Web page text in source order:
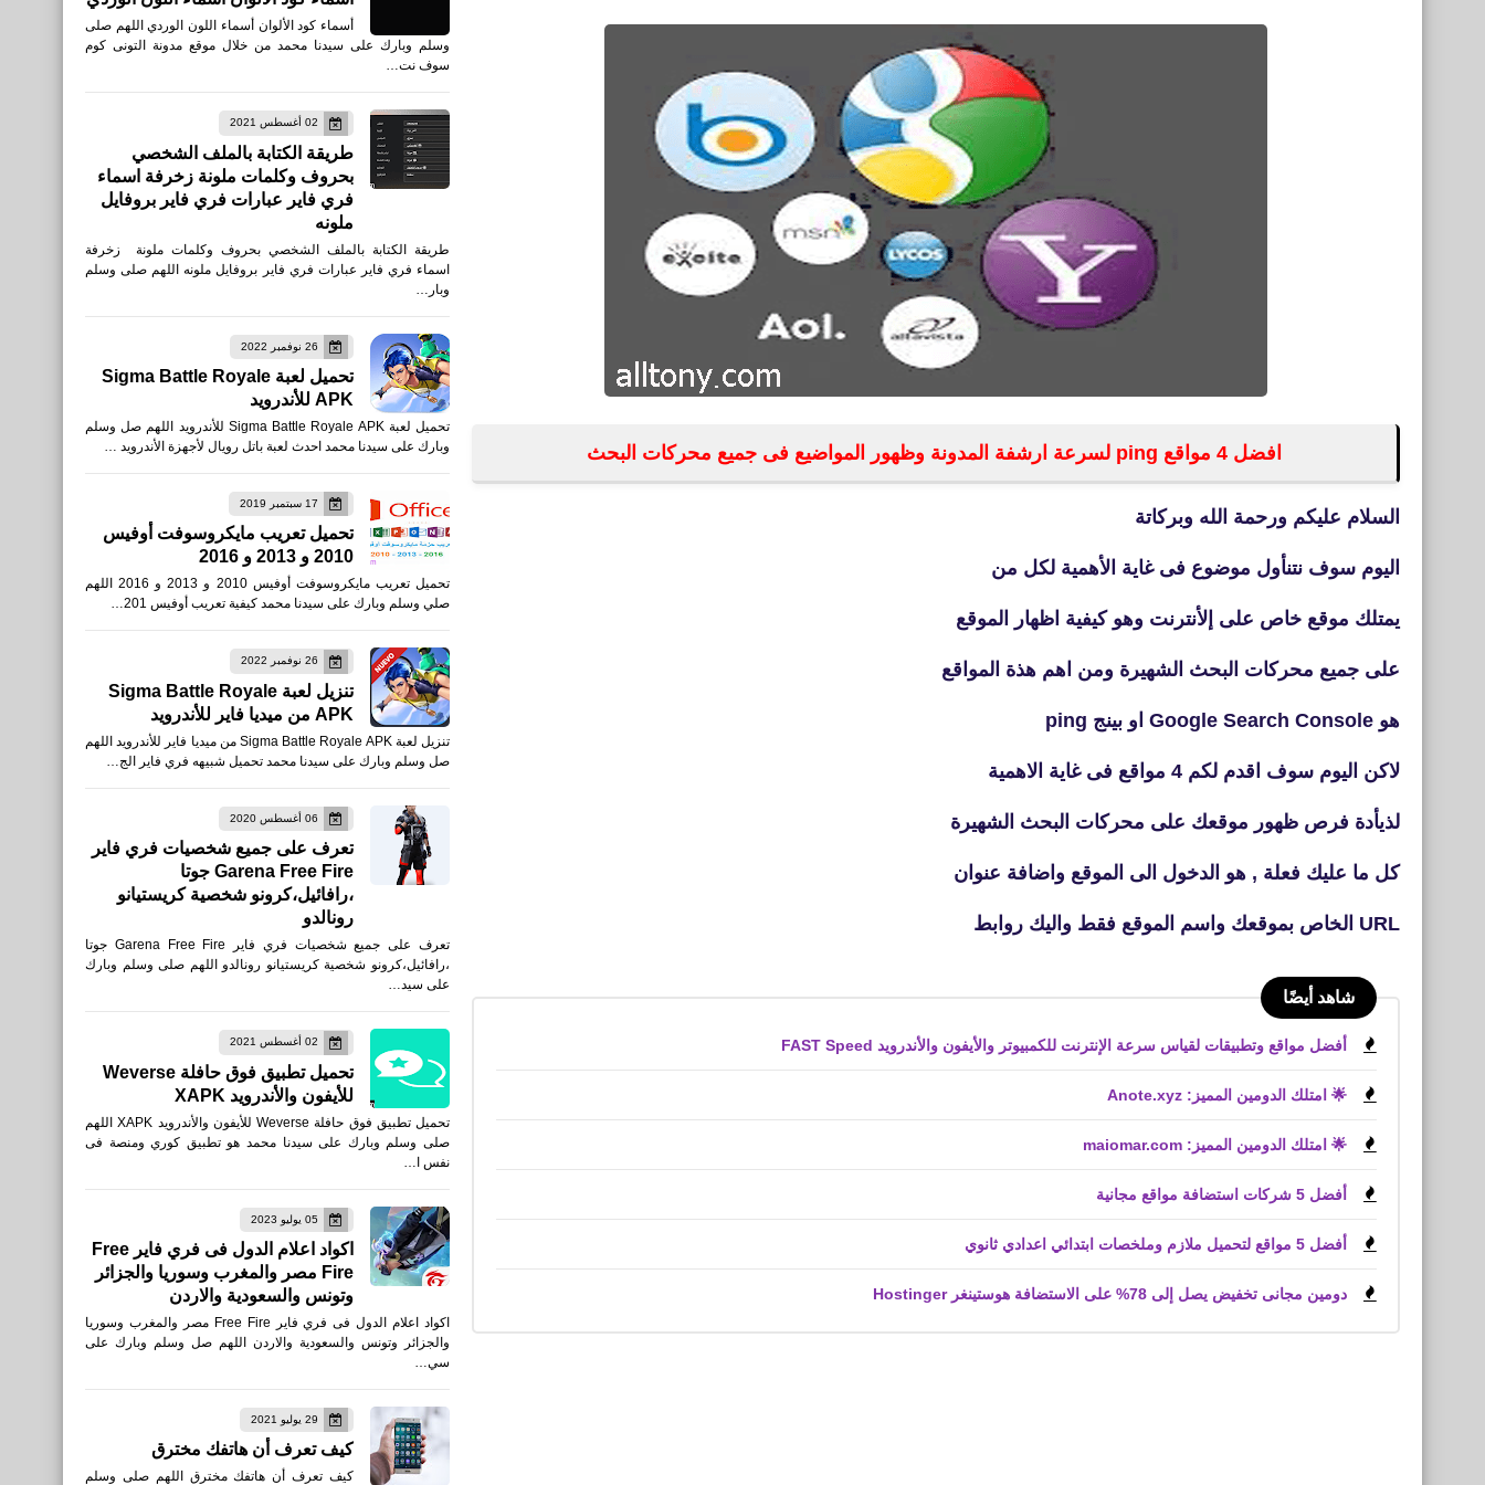
افضل 4 مواقع ping لسرعة ارشفة المدونة وظهور المواضيع فى جميع محركات البحث
السلام عليكم ورحمة الله وبركاتة
اليوم سوف نتنأول موضوع فى غاية الأهمية لكل من
يمتلك موقع خاص على إلأنترنت وهو كيفية اظهار الموقع
على جميع محركات البحث الشهيرة ومن اهم هذة المواقع
هو Google Search Console او بينج ping
لاكن اليوم سوف اقدم لكم 4 مواقع فى غاية الاهمية
لذيأدة فرص ظهور موقعك على محركات البحث الشهيرة
كل ما عليك فعلة , هو الدخول الى الموقع واضافة عنوان
URL الخاص بموقعك واسم الموقع فقط واليك روابط
شاهد أيضًا
أفضل مواقع وتطبيقات لقياس سرعة الإنترنت للكمبيوتر والأيفون والأندرويد FAST Speed
🌟 امتلك الدومين المميز: Anote.xyz
🌟 امتلك الدومين المميز: maiomar.com
أفضل 5 شركات استضافة مواقع مجانية
أفضل 5 مواقع لتحميل ملازم وملخصات ابتدائي اعدادي ثانوي
دومين مجانى تخفيض يصل إلى 78% على الاستضافة هوستينغر Hostinger
أسماء كود الألوان أسماء اللون الوردي اللهم صلى
وسلم وبارك على سيدنا محمد من خلال موقع مدونة التونى كوم
سوف نت…
02 أغسطس 2021
طريقة الكتابة بالملف الشخصي
بحروف وكلمات ملونة زخرفة اسماء
فري فاير عبارات فري فاير بروفايل
ملونه
طريقة الكتابة بالملف الشخصي بحروف وكلمات ملونة زخرفة
اسماء فري فاير عبارات فري فاير بروفايل ملونه اللهم صلى وسلم
وبار…
26 نوفمبر 2022
تحميل لعبة Sigma Battle Royale
APK للأندرويد
تحميل لعبة Sigma Battle Royale APK للأندرويد اللهم صل وسلم
وبارك على سيدنا محمد احدث لعبة باتل رويال لأجهزة الأندرويد …
17 سبتمبر 2019
تحميل تعريب مايكروسوفت أوفيس
2010 و 2013 و 2016
تحميل تعريب مايكروسوفت أوفيس 2010 و 2013 و 2016 اللهم
صلي وسلم وبارك على سيدنا محمد كيفية تعريب أوفيس 201…
26 نوفمبر 2022
تنزيل لعبة Sigma Battle Royale
APK من ميديا فاير للأندرويد
تنزيل لعبة Sigma Battle Royale APK من ميديا فاير للأندرويد اللهم
صل وسلم وبارك على سيدنا محمد تحميل شبيهه فري فاير الج…
06 أغسطس 2020
تعرف على جميع شخصيات فري فاير
Garena Free Fire جوتا
،رافائيل،كرونو شخصية كريستيانو
رونالدو
تعرف على جميع شخصيات فري فاير Garena Free Fire جوتا
،رافائيل،كرونو شخصية كريستيانو رونالدو اللهم صلى وسلم وبارك
على سيد…
02 أغسطس 2021
تحميل تطبيق فوق حافلة Weverse
للأيفون والأندرويد XAPK
تحميل تطبيق فوق حافلة Weverse للأيفون والأندرويد XAPK اللهم
صلى وسلم وبارك على سيدنا محمد هو تطبيق كوري ومنصة فى
نفس ا…
05 يوليو 2023
اكواد اعلام الدول فى فري فاير Free
Fire مصر والمغرب وسوريا والجزائر
وتونس والسعودية والاردن
اكواد اعلام الدول فى فري فاير Free Fire مصر والمغرب وسوريا
والجزائر وتونس والسعودية والاردن اللهم صل وسلم وبارك على
سي…
29 يوليو 2021
كيف تعرف أن هاتفك مخترق
كيف تعرف أن هاتفك مخترق اللهم صلى وسلم
رياضة
يورغن كلوب يعلن رحيله عن
ليفربول نهاية الموسم الحالى
العاب
تنزيل لعبة Knight RPG -
Knight Simulator لأجهزة
الأندرويد APK
صحة
5 فواكه جافة غنية بفيتامين
"D" مفيدة في الشتاء
العاب
تنزيل لعبة توتال فوتبول - لعبة
كرة القدم
العاب
تحميل Devil May Cry: Peak